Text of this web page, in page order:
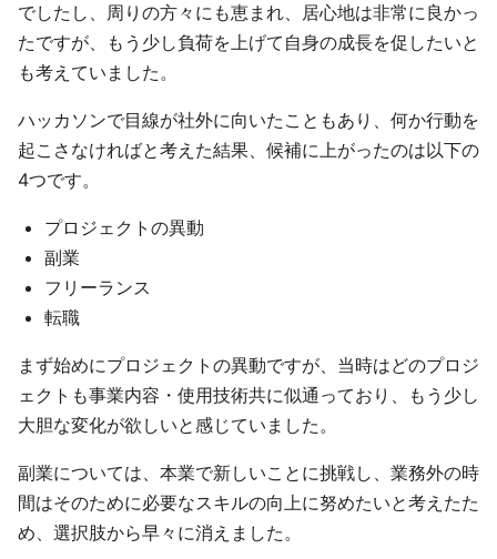
でしたし、周りの方々にも恵まれ、居心地は非常に良かっ
たですが、もう少し負荷を上げて自身の成長を促したいと
も考えていました。
ハッカソンで目線が社外に向いたこともあり、何か行動を
起こさなければと考えた結果、候補に上がったのは以下の
4つです。
プロジェクトの異動
副業
フリーランス
転職
まず始めにプロジェクトの異動ですが、当時はどのプロジ
ェクトも事業内容・使用技術共に似通っており、もう少し
大胆な変化が欲しいと感じていました。
副業については、本業で新しいことに挑戦し、業務外の時
間はそのために必要なスキルの向上に努めたいと考えたた
め、選択肢から早々に消えました。